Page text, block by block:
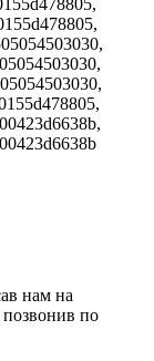
нам на
по